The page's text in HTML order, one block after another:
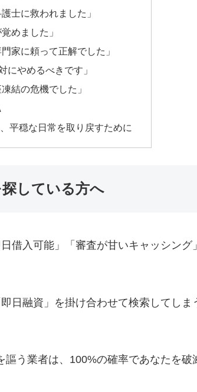
士に救われました」
めました」
家に頼って正解でした」
やめるべきです」
結の危機でした」
平穏な日常を取り戻すために
している方へ
借入可能」「審査が甘いキャッシング」
日融資」を掛け合わせて検索してしま
う業者は、100%の確率であなたを破